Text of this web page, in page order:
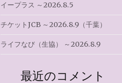
イープラス ～2026.8.5
チケットJCB ～2026.8.9（千葉）
ライフなび（生協） ～2026.8.9
最近のコメント